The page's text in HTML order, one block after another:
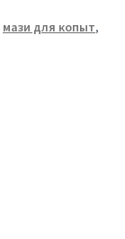
мази для копыт,